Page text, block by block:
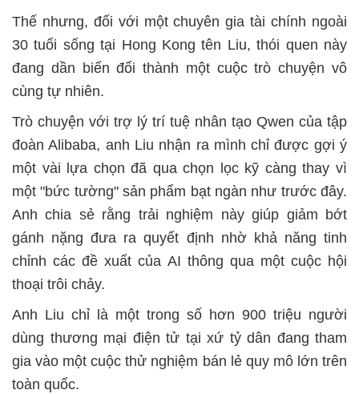
Thế nhưng, đối với một chuyên gia tài chính ngoài
30 tuổi sống tại Hong Kong tên Liu, thói quen này
đang dần biến đổi thành một cuộc trò chuyện vô
cùng tự nhiên.
Trò chuyện với trợ lý trí tuệ nhân tạo Qwen của tập
đoàn Alibaba, anh Liu nhận ra mình chỉ được gợi ý
một vài lựa chọn đã qua chọn lọc kỹ càng thay vì
một "bức tường" sản phẩm bạt ngàn như trước đây.
Anh chia sẻ rằng trải nghiệm này giúp giảm bớt
gánh nặng đưa ra quyết định nhờ khả năng tinh
chỉnh các đề xuất của AI thông qua một cuộc hội
thoại trôi chảy.
Anh Liu chỉ là một trong số hơn 900 triệu người
dùng thương mại điện tử tại xứ tỷ dân đang tham
gia vào một cuộc thử nghiệm bán lẻ quy mô lớn trên
toàn quốc.